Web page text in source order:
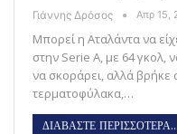
Γιάννης Δρόσος Απρ 15,
Μπορεί η Αταλάντα να
στην Serie A, με 64 γκολ,
να σκοράρει, αλλά βρήκε
τερματοφύλακα,…
ΔΙΑΒΑΣΤΕ ΠΕΡΙΣΣΟΤΕΡΑ...